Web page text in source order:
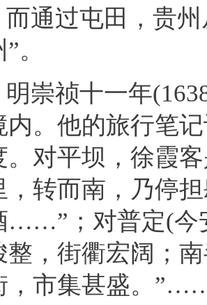
而通过屯田，贵
。
明崇祯十一年
内。他的旅行笔
。对平坝，徐霞
，转而南，乃停
……”；对普定(今
整，街衢宏阔；
，市集甚盛。